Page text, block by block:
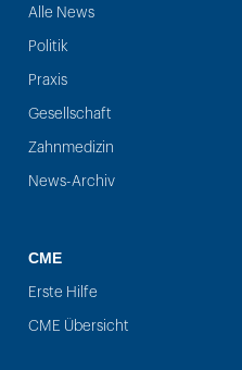
Alle News
Politik
Praxis
Gesellschaft
Zahnmedizin
News-Archiv
CME
Erste Hilfe
CME Übersicht